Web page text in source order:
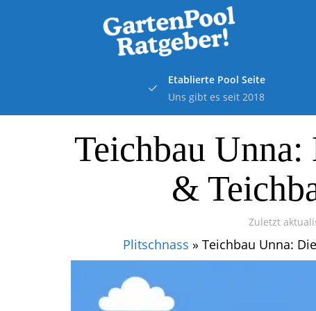
Etablierte Pool Seite
Uns gibt es seit 2018
Teichbau Unna:
&
Zuletzt
Plitschnass » Teichbau Unna: